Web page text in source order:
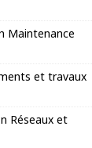
Maintenance
et travaux
Réseaux et